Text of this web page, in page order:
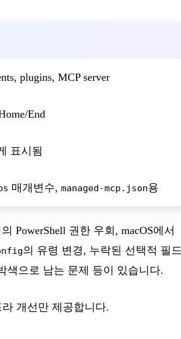
plugins, MCP server
End
표시됨
매개변수, managed-mcp.json용
PowerShell 권한 우회, macOS에서
의 유령 변경, 누락된 선택적 필드
색으로 남는 문제 등이 있습니다.
개선만 제공합니다.